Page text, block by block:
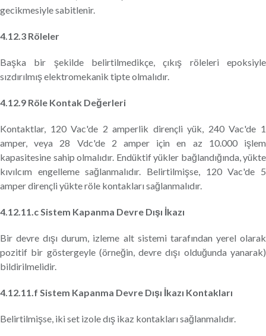
gecikmesiyle sabitlenir.
4.12.3 Röleler
Başka bir şekilde belirtilmedikçe, çıkış röleleri epoksiyle
sızdırılmış elektromekanik tipte olmalıdır.
4.12.9 Röle Kontak Değerleri
Kontaktlar, 120 Vac'de 2 amperlik dirençli yük, 240 Vac'de 1
amper, veya 28 Vdc'de 2 amper için en az 10.000 işlem
kapasitesine sahip olmalıdır. Endüktif yükler bağlandığında, yükte
kıvılcım engelleme sağlanmalıdır. Belirtilmişse, 120 Vac'de 5
amper dirençli yükte röle kontakları sağlanmalıdır.
4.12.11.c Sistem Kapanma Devre Dışı İkazı
Bir devre dışı durum, izleme alt sistemi tarafından yerel olarak
pozitif bir göstergeyle (örneğin, devre dışı olduğunda yanarak)
bildirilmelidir.
4.12.11.f Sistem Kapanma Devre Dışı İkazı Kontakları
Belirtilmişse, iki set izole dış ikaz kontakları sağlanmalıdır.